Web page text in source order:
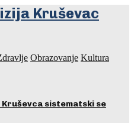
Obrazovanje Kultura
sistematski se